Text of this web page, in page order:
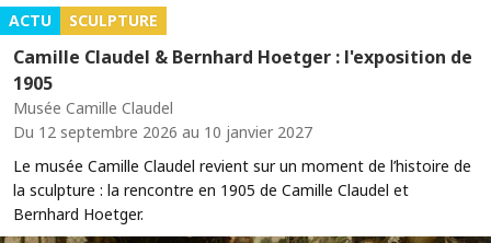
ACTU SCULPTURE
Camille Claudel & Bernhard Hoetger : l'exposition de
1905
Musée Camille Claudel
Du 12 septembre 2026 au 10 janvier 2027
Le musée Camille Claudel revient sur un moment de l’histoire de
la sculpture : la rencontre en 1905 de Camille Claudel et
Bernhard Hoetger.